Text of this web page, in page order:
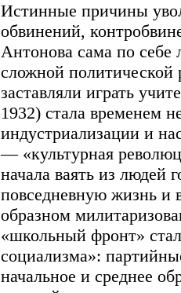
Истинные причины
обвинений,
Антонова сама по себе
сложной политической
заставляли играть
1932) стала временем
индустриализации и
— «культурная
начала ваять из людей
повседневную жизнь и
образном
«школьный фронт»
социализма»:
начальное и среднее